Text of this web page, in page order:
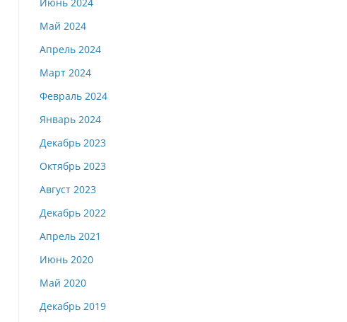
Май 2024
Апрель 2024
Март 2024
Февраль 2024
Январь 2024
Декабрь 2023
Октябрь 2023
Август 2023
Декабрь 2022
Апрель 2021
Июнь 2020
Май 2020
Декабрь 2019